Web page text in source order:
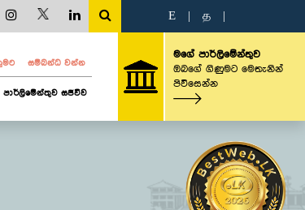
E த
සම්බන්ධ වන්න
පාර්ලිමේන්තුව සජීවීව
මගේ පාර්ලිමේන්තුව
ඔබගේ ගිණුමට මෙතැනින්
පිවිසෙන්න